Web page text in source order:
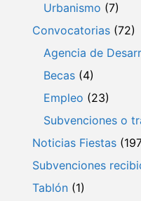
Urbanismo (7)
Convocatorias (72)
Agencia de
Becas (4)
Empleo (23)
Subvenciones o
Noticias Fiestas
Subvenciones
Tablón (1)